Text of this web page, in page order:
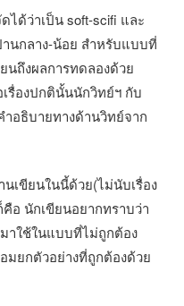
ด้ว่าเป็น soft-scifi และ
นกลาง-น้อย สำหรับแบบที่
นถึงผลการทดลองด้วย
เรื่องปกตินั้นนักวิทย์ฯ กับ
อธิบายทางด้านวิทย์จาก
เขียนในนี้ด้วย(ไม่นับเรื่อง
อ นักเขียนอยากทราบว่า
าใช้ในแบบที่ไม่ถูกต้อง
ยกตัวอย่างที่ถูกต้องด้วย